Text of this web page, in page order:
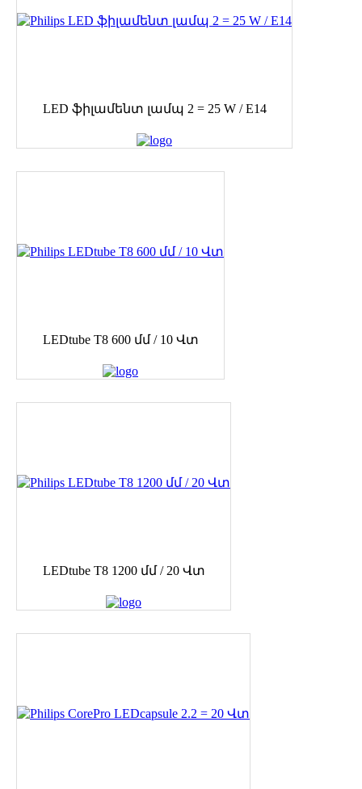
LED ֆիլամենտ լամպ 2 = 25 W / E14
LEDtube T8 600 մմ / 10 Վտ
LEDtube T8 1200 մմ / 20 Վտ